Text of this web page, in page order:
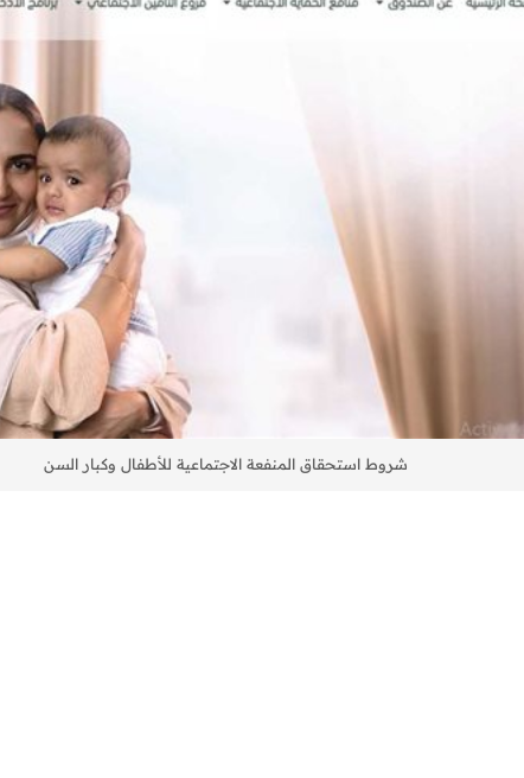
شروط استحقاق المنفعة الاجتماعية للأطفال وكبار السن